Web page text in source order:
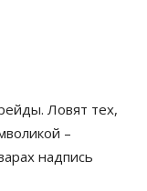
Ловят тех,
–
надпись